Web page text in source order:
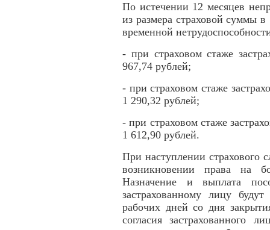
По истечении 12 месяцев
из размера страховой суммы
временной
- при страховом стаже
967,74 рублей;
- при страховом стаже
1 290,32 рублей;
- при страховом стаже
1 612,90 рублей.
При наступлении страхового
возникновении права на
Назначение и выплата
застрахованному лицу
рабочих дней со дня
согласия застрахованного